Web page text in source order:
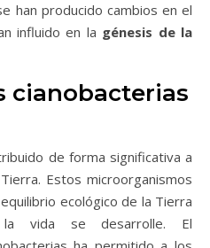
han producido cambios en el
influido en la génesis de la
cianobacterias
de forma significativa a
Estos microorganismos
ecológico de la Tierra
vida se desarrolle. El